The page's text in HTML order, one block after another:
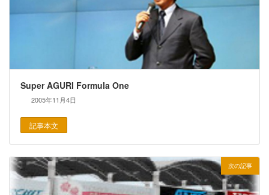
Super AGURI Formula One
2005年11月4日
記事本文
次の記事